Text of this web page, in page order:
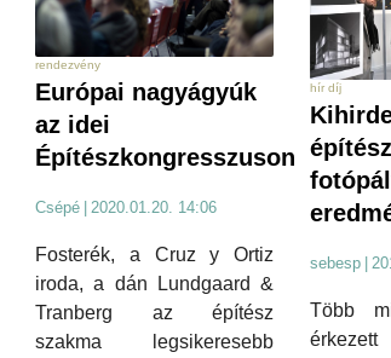
rendezvény
Európai nagyágyúk
az idei
Építészkongresszuson
Csépé 2020.01.20. 14:06
Fosterék, a Cruz y Ortiz
iroda, a dán Lundgaard &
Tranberg az építész
szakma legsikeresebb
hír díj
sebesp
Több